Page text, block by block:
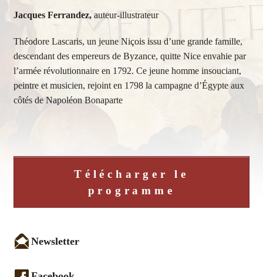
Jacques Ferrandez, auteur-illustrateur
Théodore Lascaris, un jeune Niçois issu d’une grande famille,
descendant des empereurs de Byzance, quitte Nice envahie par
l’armée révolutionnaire en 1792. Ce jeune homme insouciant,
peintre et musicien, rejoint en 1798 la campagne d’Égypte aux
côtés de Napoléon Bonaparte
Télécharger le
programme
Newsletter